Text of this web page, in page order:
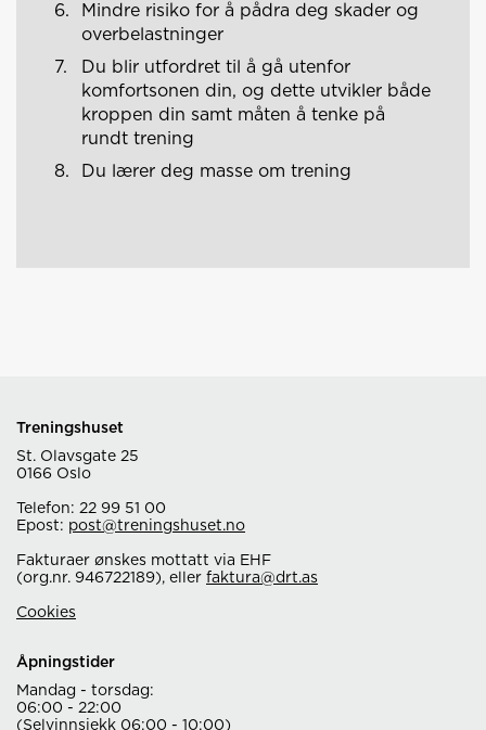
Mindre risiko for å pådra deg skader og
overbelastninger
Du blir utfordret til å gå utenfor
komfortsonen din, og dette utvikler både
kroppen din samt måten å tenke på
rundt trening
Du lærer deg masse om trening
Treningshuset
St. Olavsgate 25
0166 Oslo
Telefon: 22 99 51 00
Epost: post@treningshuset.no
Fakturaer ønskes mottatt via EHF
(org.nr. 946722189), eller faktura@drt.as
Cookies
Åpningstider
Mandag - torsdag:
06:00 - 22:00
(Selvinnsjekk 06:00 - 10:00)